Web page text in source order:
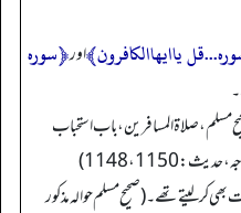
ياايهاالكافرون﴾اور﴿سوره
صلاۃ المسافرین، باب استحباب
تھے۔ (صحیح مسلم حوالہ مذکور